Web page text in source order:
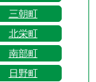
三朝町
北栄町
南部町
日野町